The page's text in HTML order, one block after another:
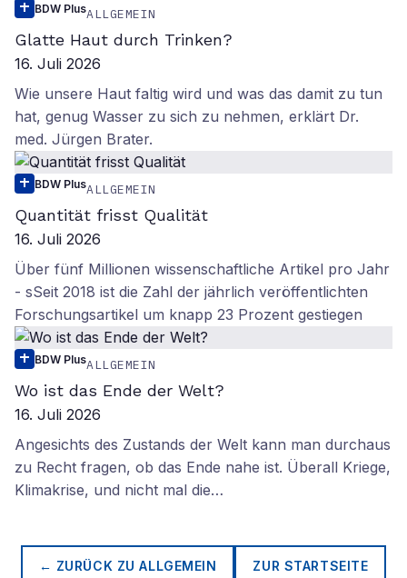
BDW PlusALLGEMEIN
Glatte Haut durch Trinken?
16. Juli 2026
Wie unsere Haut faltig wird und was das damit zu tun
hat, genug Wasser zu sich zu nehmen, erklärt Dr.
med. Jürgen Brater.
BDW PlusALLGEMEIN
Quantität frisst Qualität
16. Juli 2026
Über fünf Millionen wissenschaftliche Artikel pro Jahr
- sSeit 2018 ist die Zahl der jährlich veröffentlichten
Forschungsartikel um knapp 23 Prozent gestiegen
BDW PlusALLGEMEIN
Wo ist das Ende der Welt?
16. Juli 2026
Angesichts des Zustands der Welt kann man durchaus
zu Recht fragen, ob das Ende nahe ist. Überall Kriege,
Klimakrise, und nicht mal die…
← ZURÜCK ZUALLGEMEIN ZUR STARTSEITE